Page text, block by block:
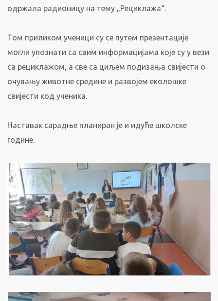
одржала радионицу на тему „Рециклажа“.
Том приликом ученици су се путем презентације
могли упознати са свим информацијама које су у вези
са рециклажом, а све са циљем подизања свијести о
очувању животне средине и развојем еколошке
свијести код ученика.
Наставак сарадње планиран је и идуће школске
године.